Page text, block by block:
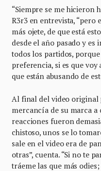
“Siempre se me hicieron
R3r3 en entrevista, “pero
más ojete, de que está
desde el año pasado y
todos los partidos,
preferencia, si es que
que están abusando de
Al final del video original
mercancía de su marca a
reacciones fueron
chistoso, unos se lo
sale en el video era de
otras”, cuenta. “Si no te
tráeme las que más